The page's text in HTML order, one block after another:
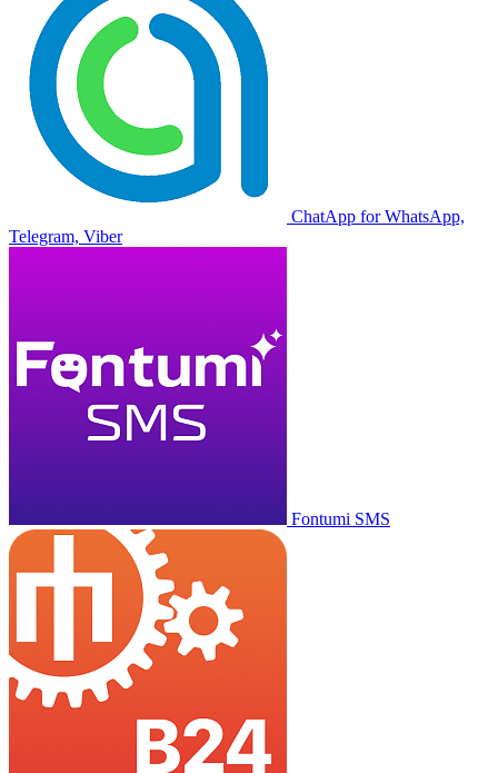
ChatApp for WhatsApp,
Telegram, Viber
Fontumi SMS